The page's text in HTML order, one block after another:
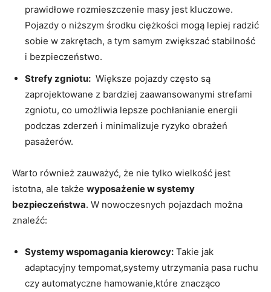
prawidłowe⁤ rozmieszczenie masy⁣ jest⁤ kluczowe.
Pojazdy ⁣o niższym środku ciężkości mogą lepiej ⁢radzić​
sobie w zakrętach, a tym ⁣samym‍ zwiększać ⁣stabilność
i bezpieczeństwo.
Strefy zgniotu: ​ Większe⁤ pojazdy często są
zaprojektowane z bardziej zaawansowanymi ⁢strefami⁤
zgniotu, co umożliwia lepsze pochłanianie​ energii
podczas ‌zderzeń i ‍minimalizuje​ ryzyko ‍obrażeń
pasażerów.
Warto również zauważyć, że ⁣nie tylko⁤ wielkość jest
istotna, ale także​ wyposażenie w systemy
bezpieczeństwa. W nowoczesnych pojazdach można
znaleźć:
Systemy wspomagania kierowcy: Takie jak
adaptacyjny tempomat,systemy utrzymania pasa ⁤ruchu
czy automatyczne hamowanie,które znacząco